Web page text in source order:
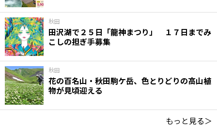
秋田
田沢湖で２５日「龍神まつり」 １７日までみ
こしの担ぎ手募集
秋田
花の百名山・秋田駒ケ岳、色とりどりの高山植
物が見頃迎える
もっと見る＞